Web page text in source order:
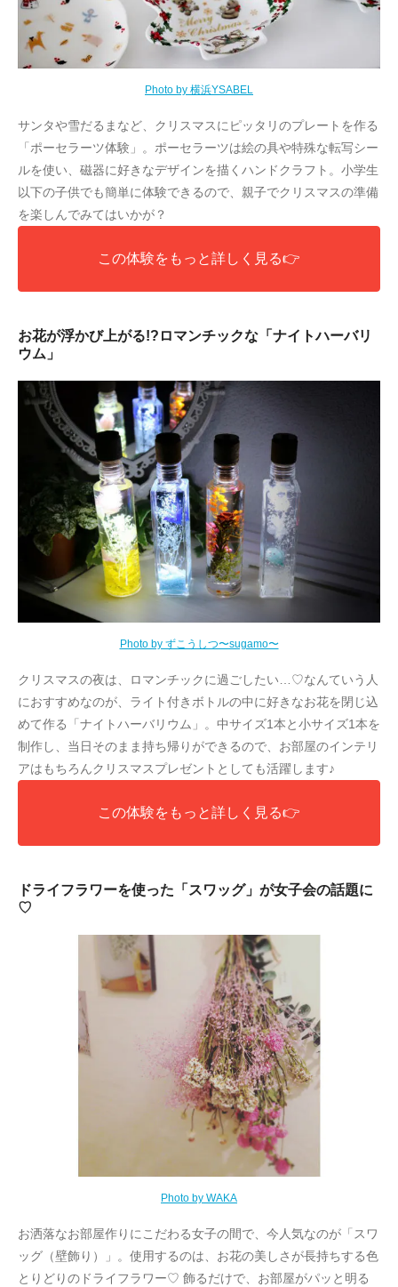
Photo by 横浜YSABEL
サンタや雪だるまなど、クリスマスにピッタリのプレートを作る
「ポーセラーツ体験」。ポーセラーツは絵の具や特殊な転写シー
ルを使い、磁器に好きなデザインを描くハンドクラフト。小学生
以下の子供でも簡単に体験できるので、親子でクリスマスの準備
を楽しんでみてはいかが？
この体験をもっと詳しく見る👉
お花が浮かび上がる!?ロマンチックな「ナイトハーバリ
ウム」
Photo by ずこうしつ〜sugamo〜
クリスマスの夜は、ロマンチックに過ごしたい…♡なんていう人
におすすめなのが、ライト付きボトルの中に好きなお花を閉じ込
めて作る「ナイトハーバリウム」。中サイズ1本と小サイズ1本を
制作し、当日そのまま持ち帰りができるので、お部屋のインテリ
アはもちろんクリスマスプレゼントとしても活躍します♪
この体験をもっと詳しく見る👉
ドライフラワーを使った「 スワッグ」が女子会の話題に
♡
Photo by WAKA
お洒落なお部屋作りにこだわる女子の間で、今人気なのが「スワ
ッグ（壁飾り）」。使用するのは、お花の美しさが長持ちする色
とりどりのドライフラワー♡ 飾るだけで、お部屋がパッと明る